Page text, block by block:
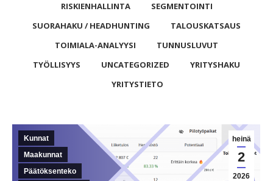
RISKIENHALLINTA
SEGMENTOINTI
SUORAHAKU / HEADHUNTING
TALOUSKATSAUS
TOIMIALA-ANALYYSI
TUNNUSLUVUT
TYÖLLISYYS
UNCATEGORIZED
YRITYSHAKU
YRITYSTIETO
heinä
2
2026
Kunnat
Maakunnat
Päätöksenteko